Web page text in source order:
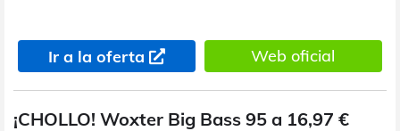
Ir a la oferta Web oficial
¡CHOLLO! Woxter Big Bass 95 a 16,97 €